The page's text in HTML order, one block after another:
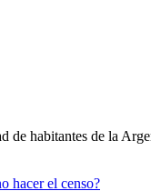
de habitantes de la